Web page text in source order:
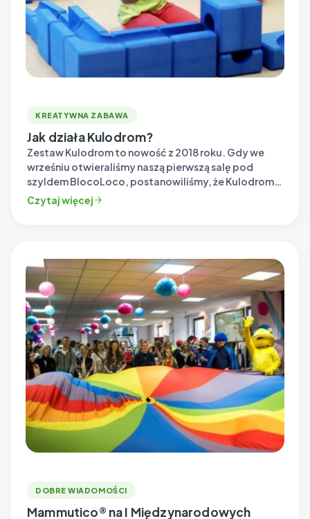
KREATYWNA ZABAWA
Jak działa Kulodrom?
Zestaw Kulodrom to nowość z 2018 roku. Gdy we
wrześniu otwieraliśmy naszą pierwszą salę pod
szyldem BlocoLoco, postanowiliśmy, że Kulodrom…
Czytaj więcej
DOBRE WIADOMOŚCI
Mammutico® na I Międzynarodowych